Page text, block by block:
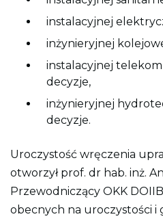
instalacyjnej
inżynieryjnej
instalacyjnej
decyzje,
inżynieryjnej
decyzje.
Uroczystość wręczenia
otworzył prof. dr hab. inż.
Przewodniczący OKK
obecnych na uroczystości i